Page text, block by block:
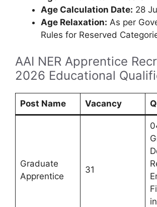
Age Calculation Date: 28
Age Relaxation: As per
Rules for Reserved
AAI NER Apprentice
2026 Educational
Post Name Vacancy
Graduate
Apprentice
31